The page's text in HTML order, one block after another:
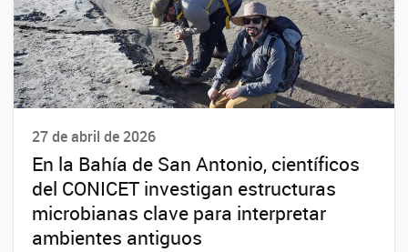
27 de abril de 2026
En la Bahía de San Antonio, científicos
del CONICET investigan estructuras
microbianas clave para interpretar
ambientes antiguos